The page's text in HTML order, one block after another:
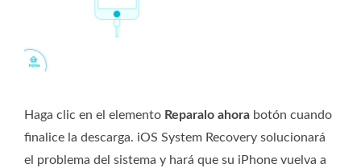
Haga clic en el elemento Reparalo ahora botón cuando
finalice la descarga. iOS System Recovery solucionará
el problema del sistema y hará que su iPhone vuelva a